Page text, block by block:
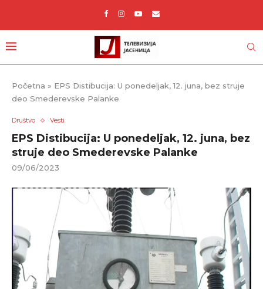
Početna » EPS Distibucija: U ponedeljak, 12. juna, bez struje
deo Smederevske Palanke
Društvo Vesti
EPS Distibucija: U ponedeljak, 12. juna, bez
struje deo Smederevske Palanke
09/06/2023